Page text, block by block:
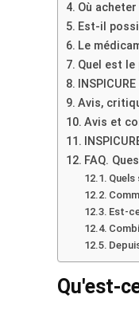
Où
Est-il
Le
Quel est le
Avis,
Avis et
FAQ.
Est-
Qu'est-